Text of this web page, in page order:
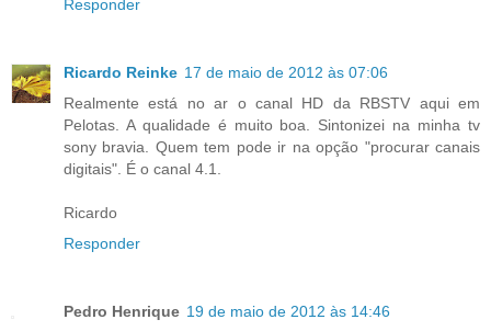
Responder
Ricardo Reinke 17 de maio de 2012 às 07:06
Realmente está no ar o canal HD da RBSTV aqui em
Pelotas. A qualidade é muito boa. Sintonizei na minha tv
sony bravia. Quem tem pode ir na opção "procurar canais
digitais". É o canal 4.1.
Ricardo
Responder
Pedro Henrique 19 de maio de 2012 às 14:46